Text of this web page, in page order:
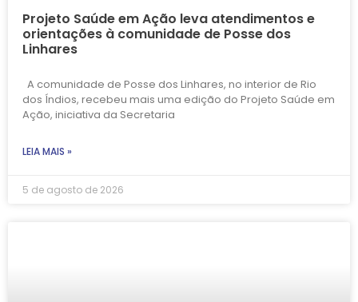
Projeto Saúde em Ação leva atendimentos e
orientações à comunidade de Posse dos
Linhares
A comunidade de Posse dos Linhares, no interior de Rio
dos Índios, recebeu mais uma edição do Projeto Saúde em
Ação, iniciativa da Secretaria
LEIA MAIS »
5 de agosto de 2026